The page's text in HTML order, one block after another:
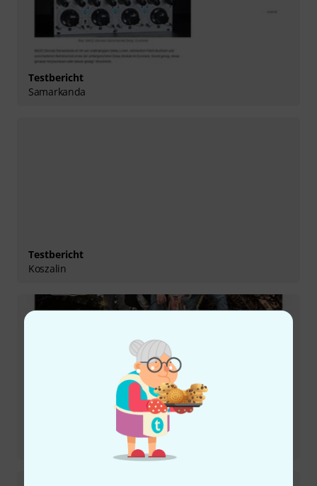
Testbericht
Samarkanda
Testbericht
Koszalin